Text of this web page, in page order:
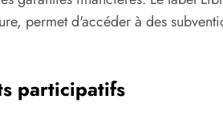
permet d'accéder à des
participatifs